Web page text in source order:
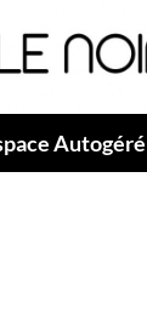
au
contenu